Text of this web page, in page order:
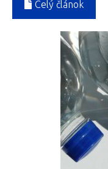
Celý článok